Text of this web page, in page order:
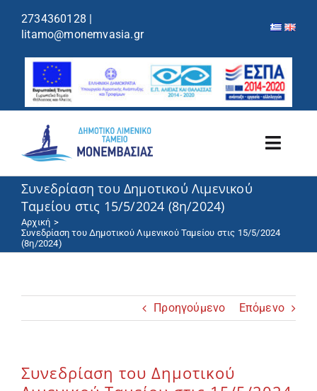
2734360128 |
litamo@monemvasia.gr
Λιμενικό Ταμείο
Λιμάνια/Ελλιμενισμός
Ανακοινώσεις
Συνεδρίαση του Δημοτικού Λιμενικού
Ταμείου στις 15/5/2024 (8η/2024)
Αρχική
Συνεδρίαση του Δημοτικού Λιμενικού Ταμείου στις 15/5/2024
(8η/2024)
Προηγούμενο Επόμενο
Συνεδρίαση του Δημοτικού